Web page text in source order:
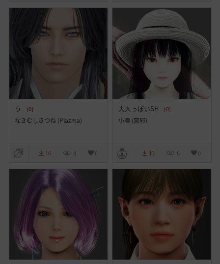
う [0]
なきむしきつね (Plazma)
16 4 0
大人っぽいSH [0]
小凜 (悪邪)
13 6 0